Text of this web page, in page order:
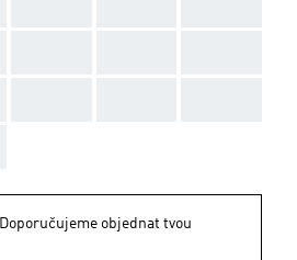
Doporučujeme objednat tvou